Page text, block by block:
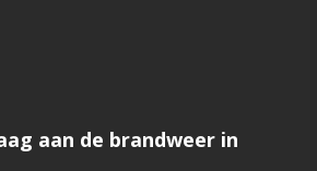
aan de brandweer in